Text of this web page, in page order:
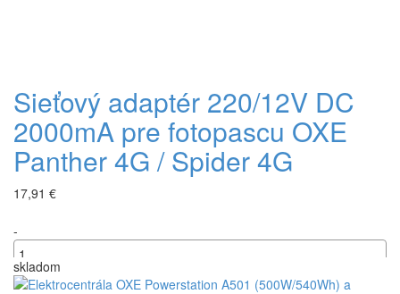
Sieťový adaptér 220/12V DC
2000mA pre fotopascu OXE
Panther 4G / Spider 4G
17,91 €
-
+
skladom